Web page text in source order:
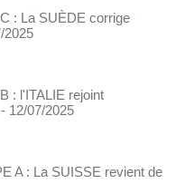
: La SUÈDE corrige
2025
: l'ITALIE rejoint
- 12/07/2025
A : La SUISSE revient de